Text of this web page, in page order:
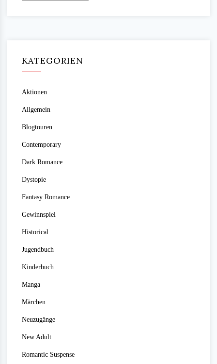
KATEGORIEN
Aktionen
Allgemein
Blogtouren
Contemporary
Dark Romance
Dystopie
Fantasy Romance
Gewinnspiel
Historical
Jugendbuch
Kinderbuch
Manga
Märchen
Neuzugänge
New Adult
Romantic Suspense